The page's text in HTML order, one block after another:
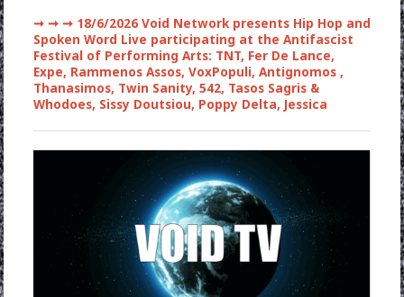
➞ ➞ ➞18/6/2026 Void Network presents Hip Hop and
Spoken Word Live participating at the Antifascist
Festival of Performing Arts: TNT, Fer De Lance,
Expe, Rammenos Assos, VoxPopuli, Antignomos ,
Thanasimos, Twin Sanity, 542, Tasos Sagris &
Whodoes, Sissy Doutsiou, Poppy Delta, Jessica